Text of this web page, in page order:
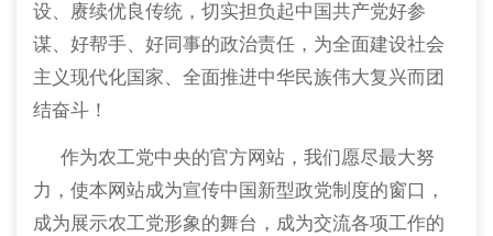
设、赓续优良传统，切实担负起中国共产党好参
谋、好帮手、好同事的政治责任，为全面建设社会
主义现代化国家、全面推进中华民族伟大复兴而团
结奋斗！
作为农工党中央的官方网站，我们愿尽最大努
力，使本网站成为宣传中国新型政党制度的窗口，
成为展示农工党形象的舞台，成为交流各项工作的